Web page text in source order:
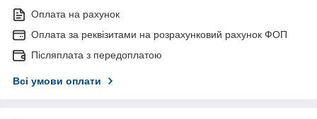
Оплата на рахунок
Оплата за реквізитами на розрахунковий рахунок ФОП
Післяплата з передоплатою
Всі умови оплати